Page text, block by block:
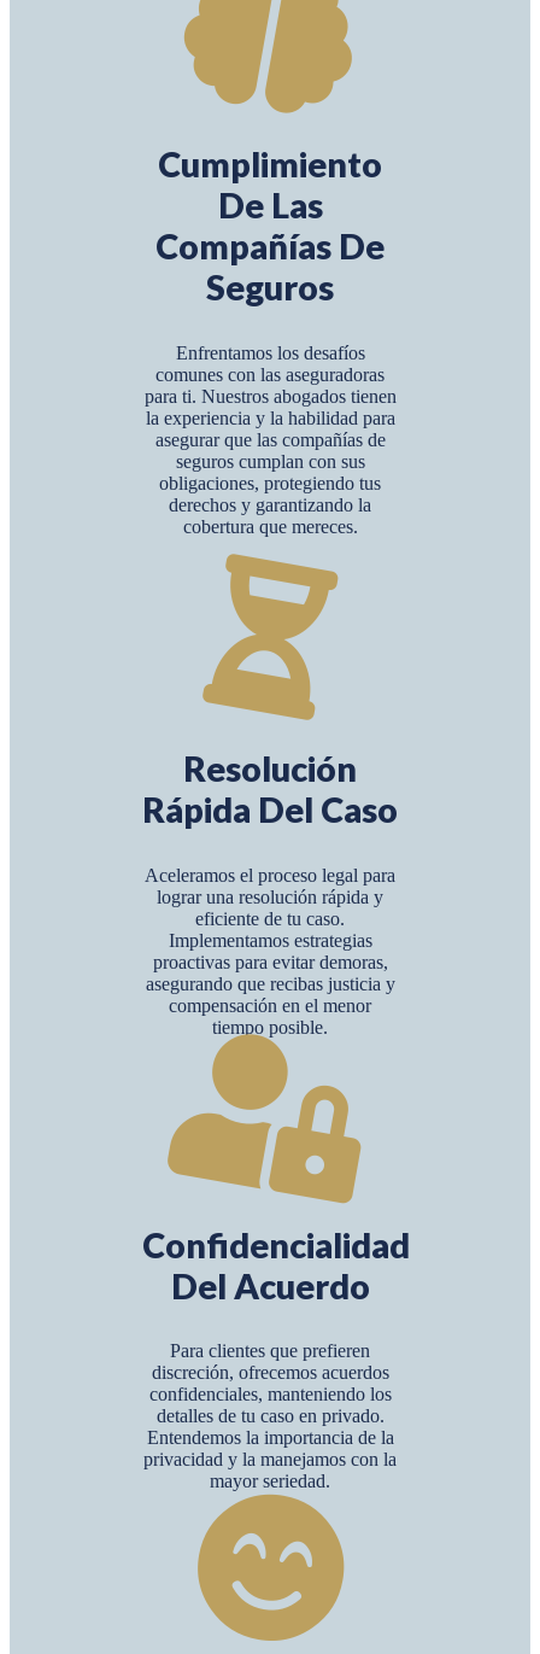
Cumplimiento
De Las
Compañías De
Seguros
Enfrentamos los desafíos
comunes con las aseguradoras
para ti. Nuestros abogados tienen
la experiencia y la habilidad para
asegurar que las compañías de
seguros cumplan con sus
obligaciones, protegiendo tus
derechos y garantizando la
cobertura que mereces.
Resolución
Rápida Del Caso
Aceleramos el proceso legal para
lograr una resolución rápida y
eficiente de tu caso.
Implementamos estrategias
proactivas para evitar demoras,
asegurando que recibas justicia y
compensación en el menor
tiempo posible.
Confidencialidad
Del Acuerdo
Para clientes que prefieren
discreción, ofrecemos acuerdos
confidenciales, manteniendo los
detalles de tu caso en privado.
Entendemos la importancia de la
privacidad y la manejamos con la
mayor seriedad.